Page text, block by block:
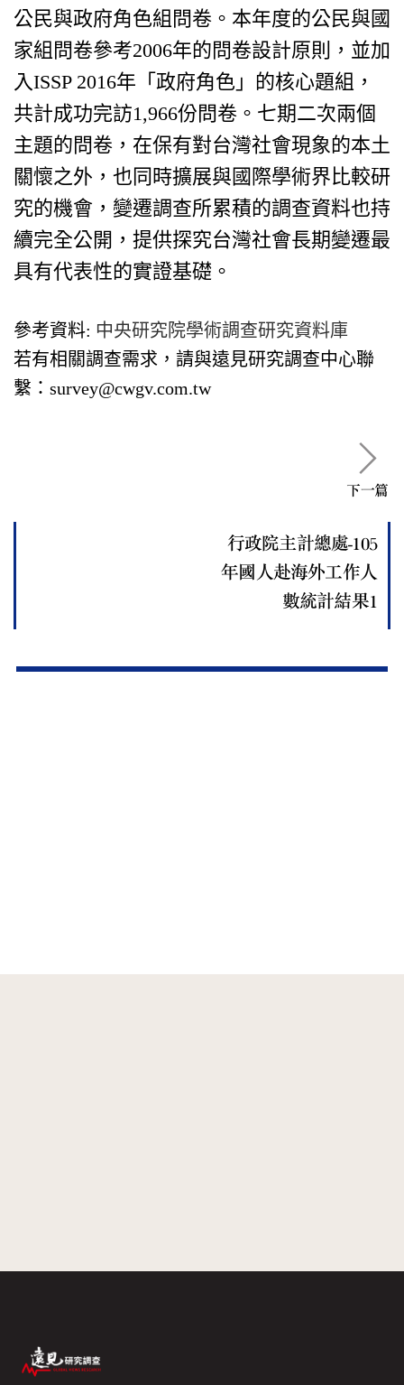
公民與政府角色組問卷。本年度的公民與國
家組問卷參考2006年的問卷設計原則，並加
入ISSP 2016年「政府角色」的核心題組，
共計成功完訪1,966份問卷。七期二次兩個
主題的問卷，在保有對台灣社會現象的本土
關懷之外，也同時擴展與國際學術界比較研
究的機會，變遷調查所累積的調查資料也持
續完全公開，提供探究台灣社會長期變遷最
具有代表性的實證基礎。
參考資料: 中央研究院學術調查研究資料庫
若有相關調查需求，請與遠見研究調查中心聯
繫：survey@cwgv.com.tw
行政院主計總處-105
年國人赴海外工作人
數統計結果1
下一篇